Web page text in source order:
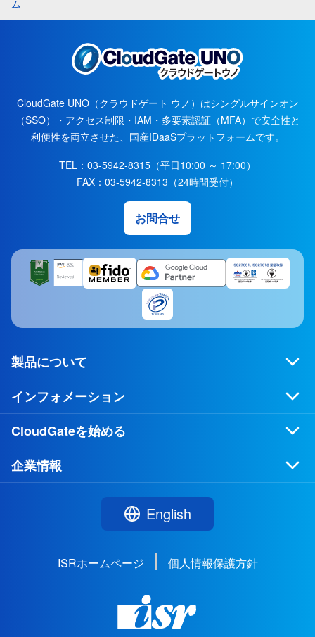
ム
CloudGate UNO（クラウドゲート ウノ）はシングルサインオン
（SSO）・アクセス制限・IAM・多要素認証（MFA）で安全性と
利便性を両立させた、国産IDaaSプラットフォームです。
TEL：03-5942-8315（平日10:00 ～ 17:00）
FAX：03-5942-8313（24時間受付）
お問合せ
製品について
インフォメーション
CloudGateを始める
企業情報
English
ISRホームページ 個人情報保護方針